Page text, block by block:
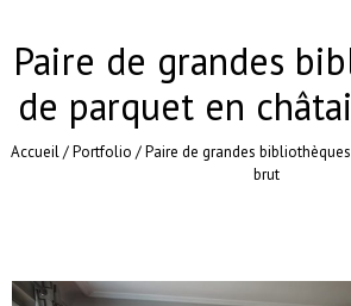
Paire de grandes
de parquet en
Accueil/Portfolio /Paire de grandes
brut